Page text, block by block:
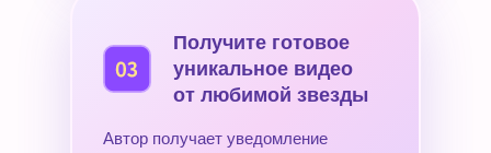
Автор получает уведомление
Получите готовое
уникальное видео
от любимой звезды